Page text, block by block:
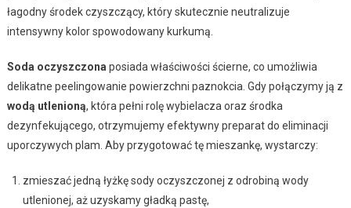
łagodny środek czyszczący, który skutecznie neutralizuje
intensywny kolor spowodowany kurkumą.
Soda oczyszczonaposiada właściwości ścierne, co umożliwia
delikatne peelingowanie powierzchni paznokcia. Gdy połączymy ją z
wodą utlenioną, która pełni rolę wybielacza oraz środka
dezynfekującego, otrzymujemy efektywny preparat do eliminacji
uporczywych plam. Aby przygotować tę mieszankę, wystarczy:
zmieszać jedną łyżkę sody oczyszczonej z odrobiną wody
utlenionej, aż uzyskamy gładką pastę,